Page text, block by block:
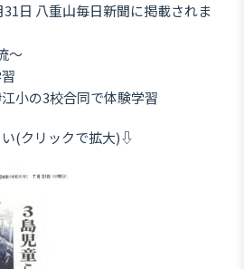
日 八重山毎日新聞に掲載されま
～
小の3校合同で体験学習
(クリックで拡大)⇩